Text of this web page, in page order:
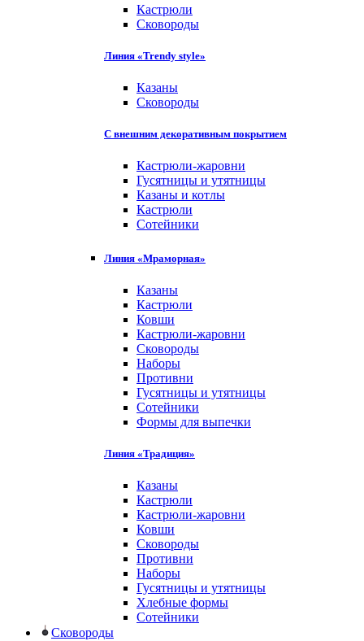
Кастрюли
Сковороды
Линия «Trendy style»
Казаны
Сковороды
С внешним декоративным покрытием
Кастрюли-жаровни
Гусятницы и утятницы
Казаны и котлы
Кастрюли
Сотейники
Линия «Мраморная»
Казаны
Кастрюли
Ковши
Кастрюли-жаровни
Сковороды
Наборы
Противни
Гусятницы и утятницы
Сотейники
Формы для выпечки
Линия «Традиция»
Казаны
Кастрюли
Кастрюли-жаровни
Ковши
Сковороды
Противни
Наборы
Гусятницы и утятницы
Хлебные формы
Сотейники
Сковороды